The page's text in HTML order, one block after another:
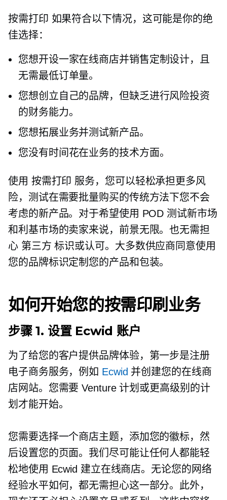
按需打印 如果符合以下情况，这可能是你的绝
佳选择：
您想开设一家在线商店并销售定制设计，且
无需最低订单量。
您想创立自己的品牌，但缺乏进行风险投资
的财务能力。
您想拓展业务并测试新产品。
您没有时间花在业务的技术方面。
使用 按需打印 服务，您可以轻松承担更多风
险，测试在需要批量购买的传统方法下您不会
考虑的新产品。对于希望使用 POD 测试新市场
和利基市场的卖家来说，前景无限。也无需担
心 第三方 标识或认可。大多数供应商同意使用
您的品牌标识定制您的产品和包装。
如何开始您的按需印刷业务
步骤 1. 设置 Ecwid 账户
为了给您的客户提供品牌体验，第一步是注册
电子商务服务，例如 Ecwid 并创建您的在线商
店网站。您需要 Venture 计划或更高级别的计
划才能开始。
您需要选择一个商店主题，添加您的徽标，然
后设置您的页面。我们尽可能让任何人都能轻
松地使用 Ecwid 建立在线商店。无论您的网络
经验水平如何，都无需担心这一部分。此外，